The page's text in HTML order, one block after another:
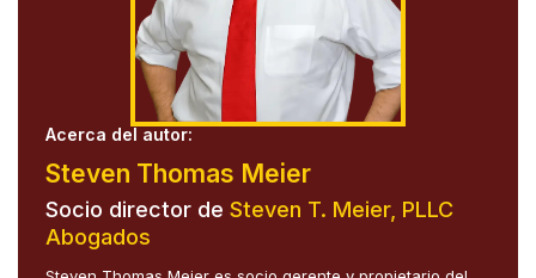
Acerca del autor:
Steven Thomas Meier
Socio director de Steven T. Meier, PLLC
Abogados